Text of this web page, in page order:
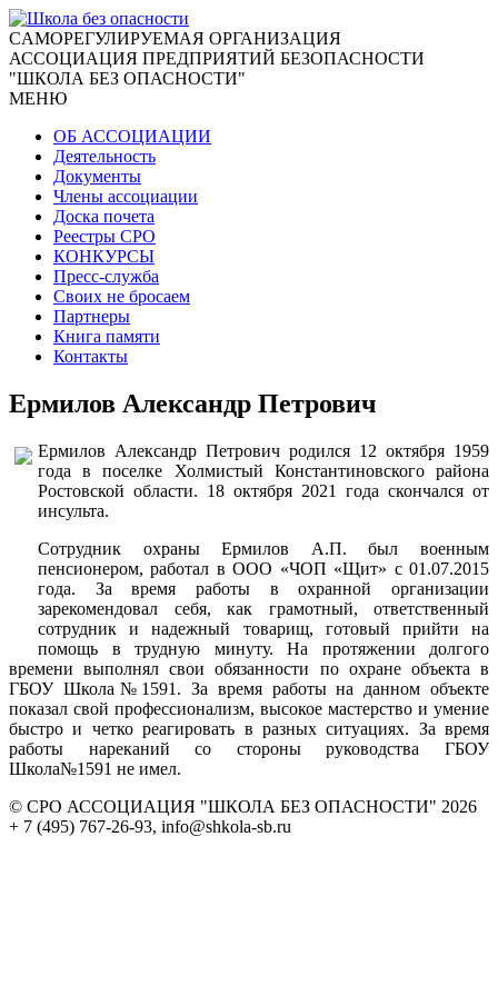
CАМОРЕГУЛИРУЕМАЯ ОРГАНИЗАЦИЯ
АССОЦИАЦИЯ ПРЕДПРИЯТИЙ БЕЗОПАСНОСТИ
"ШКОЛА БЕЗ ОПАСНОСТИ"
МЕНЮ
ОБ АССОЦИАЦИИ
Деятельность
Документы
Члены ассоциации
Доска почета
Реестры СРО
КОНКУРСЫ
Пресс-служба
Своих не бросаем
Партнеры
Книга памяти
Контакты
Ермилов Александр Петрович
Ермилов Александр Петрович родился 12 октября 1959
года в поселке Холмистый Константиновского района
Ростовской области. 18 октября 2021 года скончался от
инсульта.
Сотрудник охраны Ермилов А.П. был военным
пенсионером, работал в ООО «ЧОП «Щит» с 01.07.2015
года. За время работы в охранной организации
зарекомендовал себя, как грамотный, ответственный
сотрудник и надежный товарищ, готовый прийти на
помощь в трудную минуту. На протяжении долгого
времени выполнял свои обязанности по охране объекта в
ГБОУ Школа№1591. За время работы на данном объекте
показал свой профессионализм, высокое мастерство и умение
быстро и четко реагировать в разных ситуациях. За время
работы нареканий со стороны руководства ГБОУ
Школа№1591 не имел.
© СРО АССОЦИАЦИЯ "ШКОЛА БЕЗ ОПАСНОСТИ" 2026
+ 7 (495) 767-26-93, info@shkola-sb.ru